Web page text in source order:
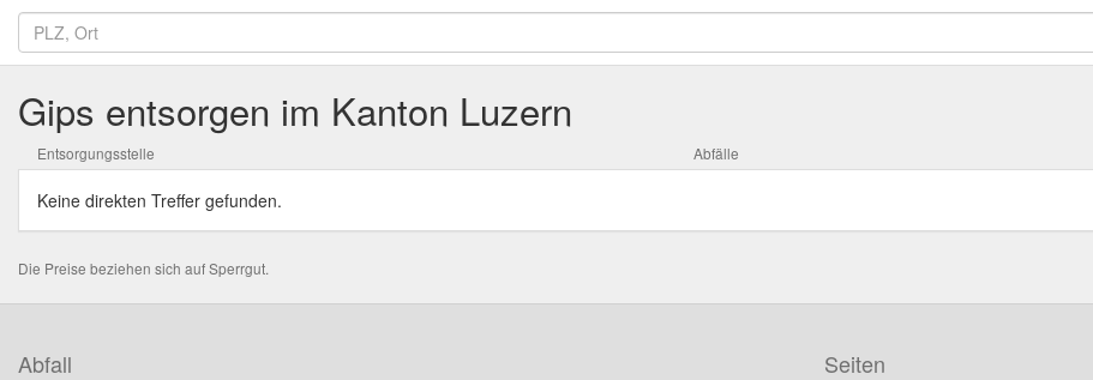
Gips entsorgen im Kanton Luzern
Entsorgungsstelle Abfälle
Keine direkten Treffer gefunden.
Die Preise beziehen sich auf Sperrgut.
Abfall Seiten